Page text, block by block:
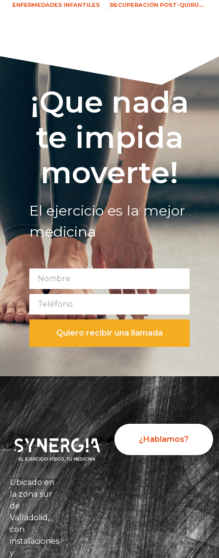
ENFERMEDADES INFANTILES RECUPERACIÓN POST-QUIRÚRGICA
¡Que nada
te impida
moverte!
El ejercicio es la mejor
medicina
Quiero recibir una llamada
Ubicado en
la zona sur
de
Valladolid,
con
instalaciones
y
¿Hablamos?